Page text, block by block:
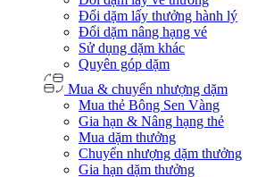
Đổi dặm lấy thưởng hành lý
Đổi dặm nâng hạng vé
Sử dụng dặm khác
Quyên góp dặm
Mua & chuyển nhượng dặm
Mua thẻ Bông Sen Vàng
Gia hạn & Nâng hạng thẻ
Mua dặm thưởng
Chuyển nhượng dặm thưởng
Gia hạn dặm thưởng